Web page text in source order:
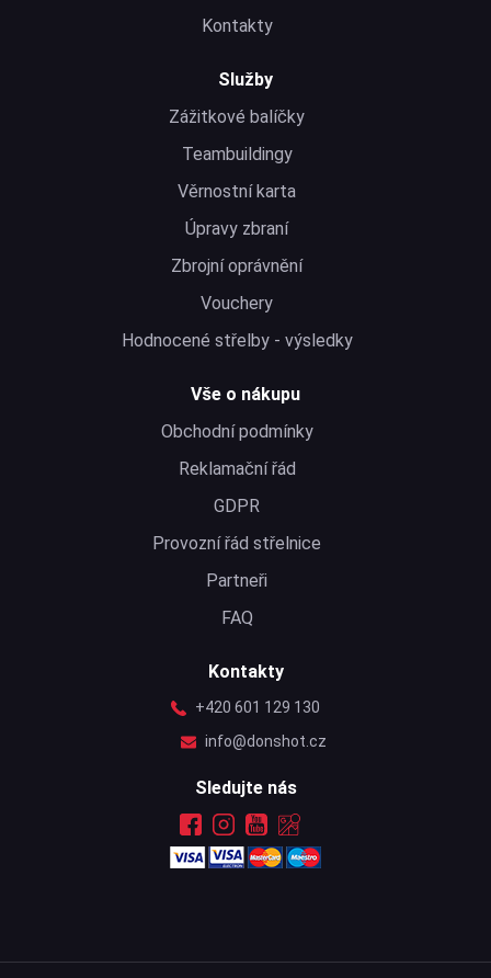
Kontakty
Služby
Zážitkové balíčky
Teambuildingy
Věrnostní karta
Úpravy zbraní
Zbrojní oprávnění
Vouchery
Hodnocené střelby - výsledky
Vše o nákupu
Obchodní podmínky
Reklamační řád
GDPR
Provozní řád střelnice
Partneři
FAQ
Kontakty
+420 601 129 130
info@donshot.cz
Sledujte nás